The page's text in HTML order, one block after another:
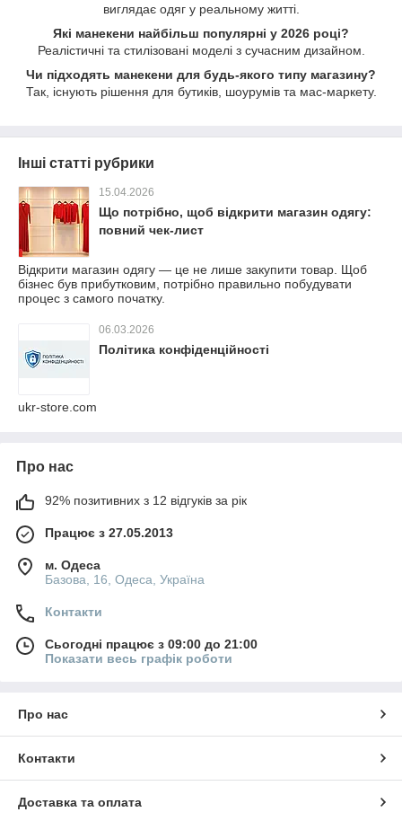
виглядає одяг у реальному житті.
Які манекени найбільш популярні у 2026 році?
Реалістичні та стилізовані моделі з сучасним дизайном.
Чи підходять манекени для будь-якого типу магазину?
Так, існують рішення для бутиків, шоурумів та мас-маркету.
Інші статті рубрики
15.04.2026
Що потрібно, щоб відкрити магазин одягу:
повний чек-лист
Відкрити магазин одягу — це не лише закупити товар. Щоб
бізнес був прибутковим, потрібно правильно побудувати
процес з самого початку.
06.03.2026
Політика конфіденційності
ukr-store.com
Про нас
92% позитивних з 12 відгуків за рік
Працює з 27.05.2013
м. Одеса
Базова, 16, Одеса, Україна
Контакти
Сьогодні працює з 09:00 до 21:00
Показати весь графік роботи
Про нас
Контакти
Доставка та оплата